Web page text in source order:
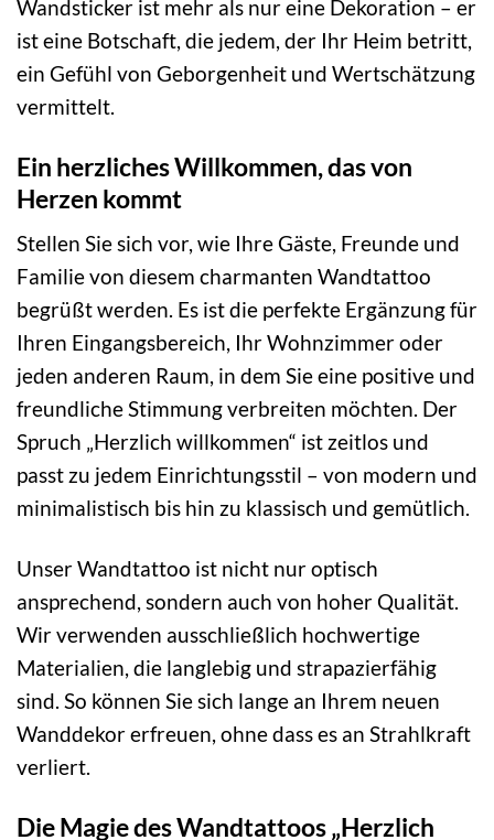
Wandsticker ist mehr als nur eine Dekoration – er
ist eine Botschaft, die jedem, der Ihr Heim betritt,
ein Gefühl von Geborgenheit und Wertschätzung
vermittelt.
Ein herzliches Willkommen, das von
Herzen kommt
Stellen Sie sich vor, wie Ihre Gäste, Freunde und
Familie von diesem charmanten Wandtattoo
begrüßt werden. Es ist die perfekte Ergänzung für
Ihren Eingangsbereich, Ihr Wohnzimmer oder
jeden anderen Raum, in dem Sie eine positive und
freundliche Stimmung verbreiten möchten. Der
Spruch „Herzlich willkommen“ ist zeitlos und
passt zu jedem Einrichtungsstil – von modern und
minimalistisch bis hin zu klassisch und gemütlich.
Unser Wandtattoo ist nicht nur optisch
ansprechend, sondern auch von hoher Qualität.
Wir verwenden ausschließlich hochwertige
Materialien, die langlebig und strapazierfähig
sind. So können Sie sich lange an Ihrem neuen
Wanddekor erfreuen, ohne dass es an Strahlkraft
verliert.
Die Magie des Wandtattoos „Herzlich